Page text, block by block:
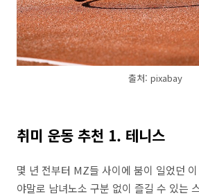
출처: pixabay
취미 운동 추천 1. 테니스
몇 년 전부터 MZ들 사이에 붐이 일었던
야말로 남녀노소 구분 없이 즐길 수 있는